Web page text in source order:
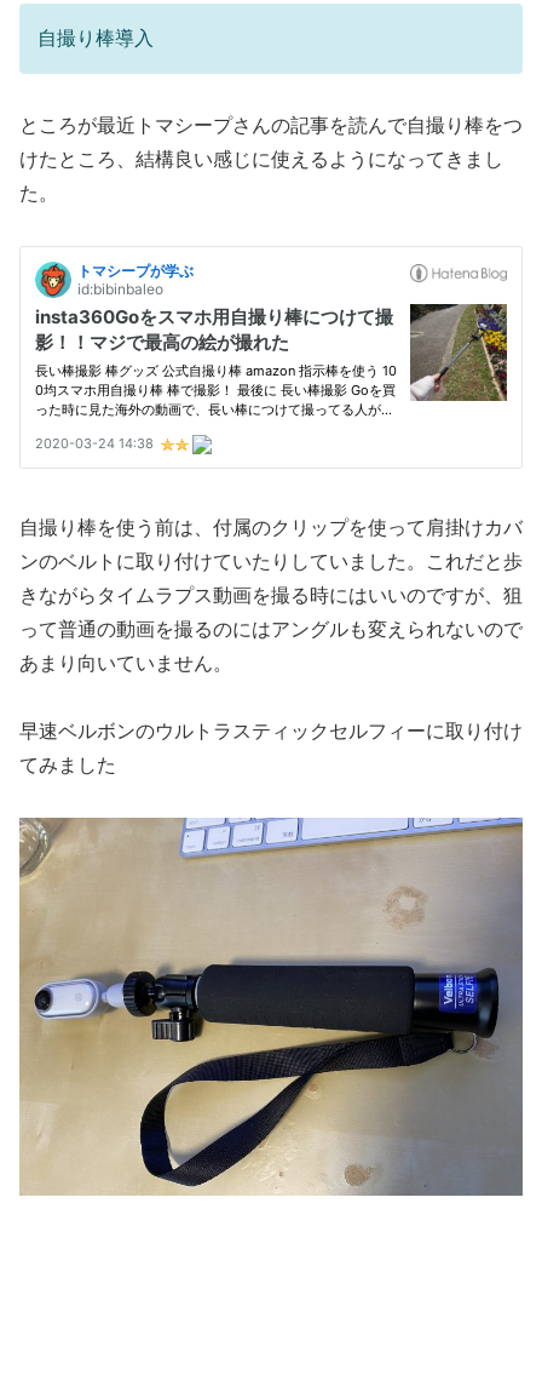
自撮り棒導入
ところが最近トマシープさんの記事を読んで自撮り棒をつ
けたところ、結構良い感じに使えるようになってきまし
た。
自撮り棒を使う前は、付属のクリップを使って肩掛けカバ
ンのベルトに取り付けていたりしていました。これだと歩
きながらタイムラプス動画を撮る時にはいいのですが、狙
って普通の動画を撮るのにはアングルも変えられないので
あまり向いていません。
早速ベルボンのウルトラスティックセルフィーに取り付け
てみました